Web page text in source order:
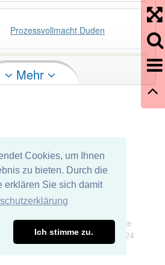
Cookies, um Ihnen
zu bieten. Durch die
erklären Sie sich damit
Ich stimme zu.
Prozessvollmacht Duden
-prozessvollmacht
aber mit
die: 0
verwendet im Bereich
Mehr
und keine Haftung für die
dieser Seite. DDDEasy 2024